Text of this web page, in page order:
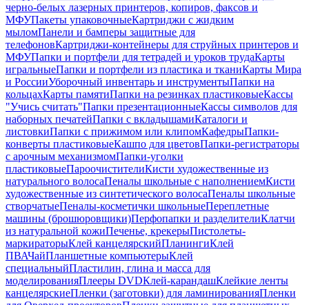
черно-белых лазерных принтеров, копиров, факсов и
МФУПакеты упаковочныеКартриджи с жидким
мыломПанели и бамперы защитные для
телефоновКартриджи-контейнеры для струйных принтеров и
МФУПапки и портфели для тетрадей и уроков трудаКарты
игральныеПапки и портфели из пластика и тканиКарты Мира
и РоссииУборочный инвентарь и инструментыПапки на
кольцахКарты памятиПапки на резинках пластиковыеКассы
"Учись считать"Папки презентационныеКассы символов для
наборных печатейПапки с вкладышамиКаталоги и
листовкиПапки с прижимом или клипомКафедрыПапки-
конверты пластиковыеКашпо для цветовПапки-регистраторы
с арочным механизмомПапки-уголки
пластиковыеПароочистителиКисти художественные из
натурального волосаПеналы школьные с наполнениемКисти
художественные из синтетического волосаПеналы школьные
створчатыеПеналы-косметички школьныеПереплетные
машины (брошюровщики)Перфопапки и разделителиКлатчи
из натуральной кожиПеченье, крекерыПистолеты-
маркираторыКлей канцелярскийПланингиКлей
ПВАЧайПланшетные компьютерыКлей
специальныйПластилин, глина и масса для
моделированияПлееры DVDКлей-карандашКлейкие ленты
канцелярскиеПленки (заготовки) для ламинированияПленки